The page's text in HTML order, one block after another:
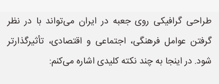
طراحی گرافیکی روی جعبه در ایران می‌تواند با در نظر
گرفتن عوامل فرهنگی، اجتماعی و اقتصادی، تأثیرگذارتر
شود. در اینجا به چند نکته کلیدی اشاره می‌کنم: